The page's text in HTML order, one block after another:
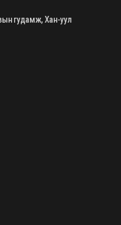
гудамж, Хан-уул